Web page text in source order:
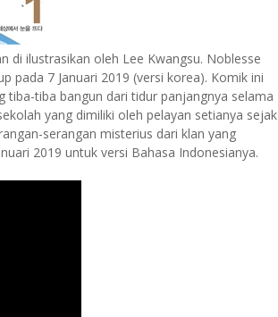
di ilustrasikan oleh Lee Kwangsu. Noblesse
pada 7 Januari 2019 (versi korea). Komik ini
tiba bangun dari tidur panjangnya selama
yang dimiliki oleh pelayan setianya sejak
serangan misterius dari klan yang
2019 untuk versi Bahasa Indonesianya.